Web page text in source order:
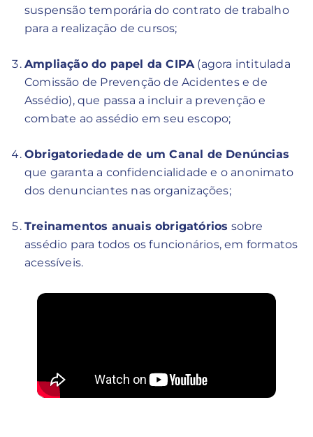
suspensão temporária do contrato de trabalho
para a realização de cursos;
Ampliação do papel da CIPA(agora intitulada
Comissão de Prevenção de Acidentes e de
Assédio), que passa a incluir a prevenção e
combate ao assédio em seu escopo;
Obrigatoriedade de um Canal de Denúncias
que garanta a confidencialidade e o anonimato
dos denunciantes nas organizações;
Treinamentos anuais obrigatórios sobre
assédio para todos os funcionários, em formatos
acessíveis.